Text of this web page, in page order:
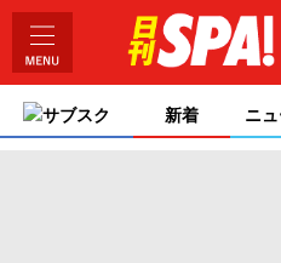
サブスク 新着 ニ